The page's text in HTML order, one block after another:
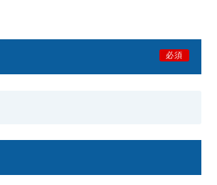
必須